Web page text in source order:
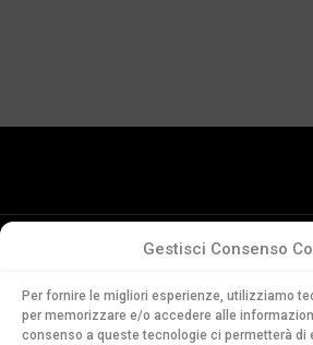
Gestisci Consenso
Per fornire le migliori esperienze, utilizziamo
per memorizzare e/o accedere alle
consenso a queste tecnologie ci permetterà di
della Svizzera
Via Soldino 9